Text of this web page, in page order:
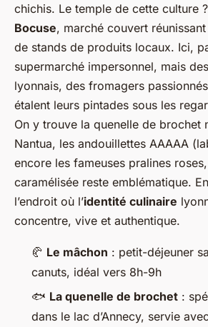
chichis. Le temple de cette culture
Bocuse, marché couvert
de stands de produits locaux. Ici,
supermarché impersonnel, mais
lyonnais, des fromagers
étalent leurs pintades sous les
On y trouve la quenelle de brochet
Nantua, les andouillettes AAAAA
encore les fameuses pralines
caramélisée reste emblématique.
l’endroit où l’identité culinaire
concentre, vive et authentique.
🥐 Le mâchon : petit-déjeuner
canuts, idéal vers 8h-9h
🐟 La quenelle de brochet :
dans le lac d’Annecy, servie